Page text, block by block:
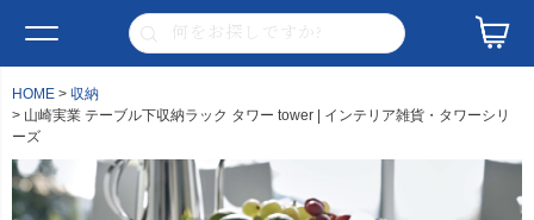
HOME
収納
山崎実業 テーブル下収納ラック タワー tower | インテリア雑貨・タワーシリ
ーズ